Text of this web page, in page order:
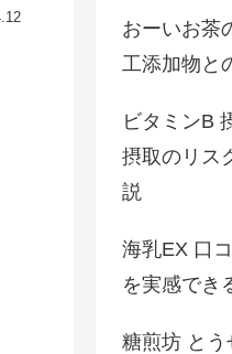
おーいお茶
工添加物と
ビタミンB
摂取のリス
説
海乳EX 口
を実感でき
糖煎坊 と